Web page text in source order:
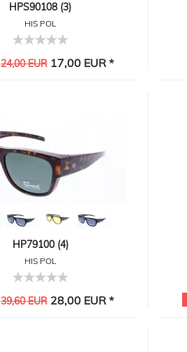
HPS90108 (3)
HIS POL
24,00 EUR17,00 EUR *
HP79100 (4)
HIS POL
39,60 EUR28,00 EUR *